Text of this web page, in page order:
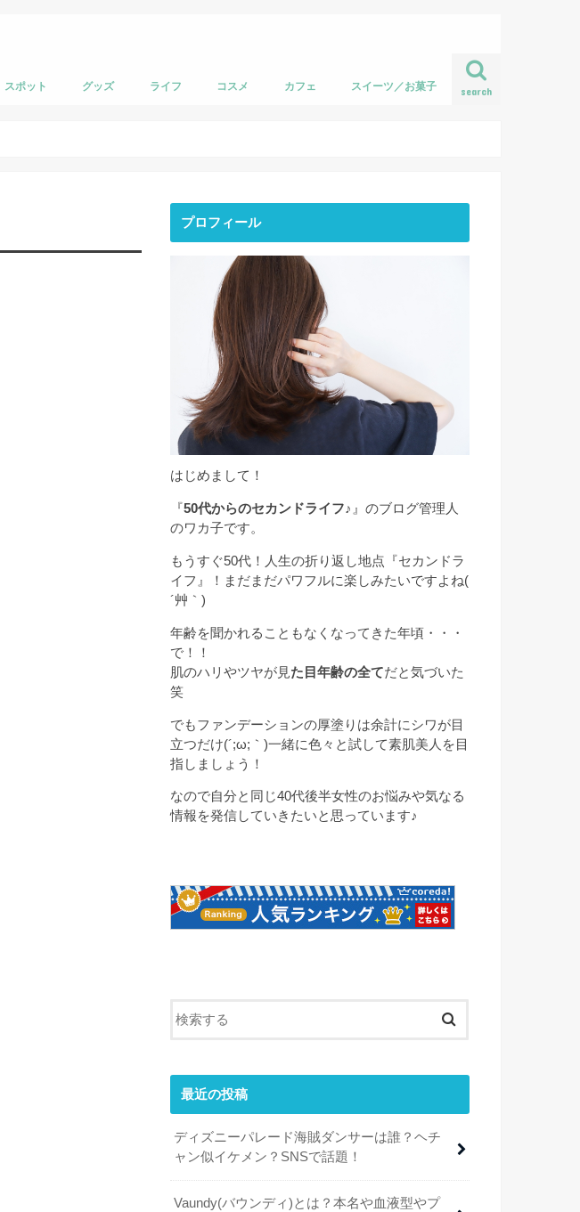
search
スポット グッズ ライフ コスメ カフェ スイーツ／お菓子
プロフィール
はじめまして！
『50代からのセカンドライフ♪ 』のブログ管理人
のワカ子です。
もうすぐ50代！人生の折り返し地点『セカンドラ
イフ』！まだまだパワフルに楽しみたいですよね(
´艸｀)
年齢を聞かれることもなくなってきた年頃・・・
で！！
肌のハリやツヤが見た目年齢の全てだと気づいた
笑
でもファンデーションの厚塗りは余計にシワが目
立つだけ(´;ω;｀)一緒に色々と試して素肌美人を目
指しましょう！
なので自分と同じ40代後半女性のお悩みや気なる
情報を発信していきたいと思っています♪
最近の投稿
ディズニーパレード海賊ダンサーは誰？ヘチ
ャン似イケメン？SNSで話題！
Vaundy(バウンディ)とは？本名や血液型やプ